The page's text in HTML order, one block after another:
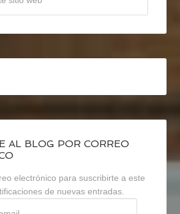
AL BLOG POR CORREO
electrónico para suscribirte a este
de nuevas entradas.